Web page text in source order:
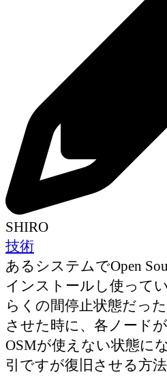
SHIRO
技術
あるシステムでOpen
インストールし使って
らくの間停止状態だっ
させた時に、各ノード
OSMが使えない状態に
引ですが復旧させる方